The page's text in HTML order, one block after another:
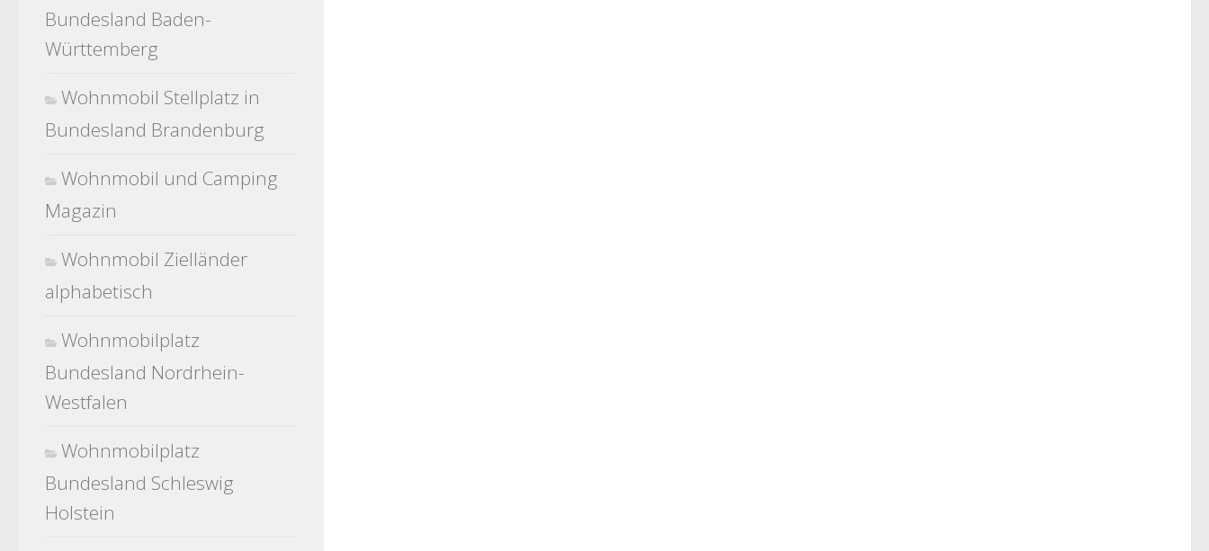
Bundesland Baden-
Württemberg
Wohnmobil Stellplatz in
Bundesland Brandenburg
Wohnmobil und Camping
Magazin
Wohnmobil Zielländer
alphabetisch
Wohnmobilplatz
Bundesland Nordrhein-
Westfalen
Wohnmobilplatz
Bundesland Schleswig
Holstein